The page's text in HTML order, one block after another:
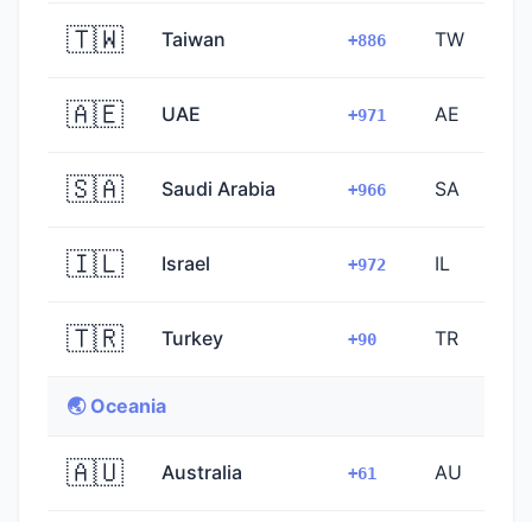
🇹🇼 Taiwan +886 TW
🇦🇪 UAE +971 AE
🇸🇦 Saudi Arabia +966 SA
🇮🇱 Israel +972 IL
🇹🇷 Turkey +90 TR
🌏 Oceania
🇦🇺 Australia +61 AU